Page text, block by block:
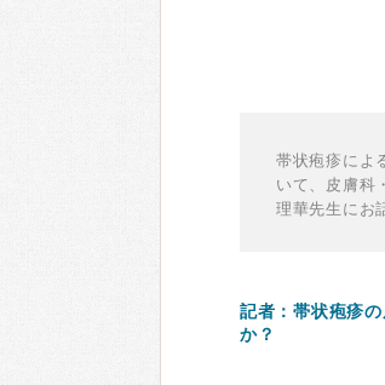
帯状疱疹によ
いて、皮膚科
理華先生にお
記者：帯状疱疹
か？